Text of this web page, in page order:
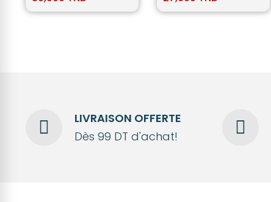
LIVRAISON OFFERTE
Dès 99 DT d'achat!